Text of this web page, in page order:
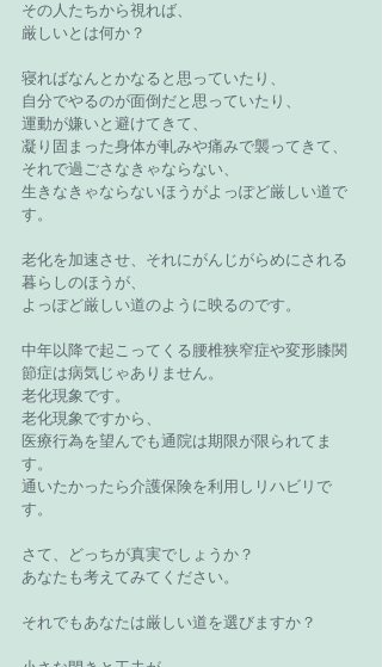
その人たちから視れば、
厳しいとは何か？
寝ればなんとかなると思っていたり、
自分でやるのが面倒だと思っていたり、
運動が嫌いと避けてきて、
凝り固まった身体が軋みや痛みで襲ってきて、
それで過ごさなきゃならない、
生きなきゃならないほうがよっぽど厳しい道で
す。
老化を加速させ、それにがんじがらめにされる
暮らしのほうが、
よっぽど厳しい道のように映るのです。
中年以降で起こってくる腰椎狭窄症や変形膝関
節症は病気じゃありません。
老化現象です。
老化現象ですから、
医療行為を望んでも通院は期限が限られてま
す。
通いたかったら介護保険を利用しリハビリで
す。
さて、どっちが真実でしょうか？
あなたも考えてみてください。
それでもあなたは厳しい道を選びますか？